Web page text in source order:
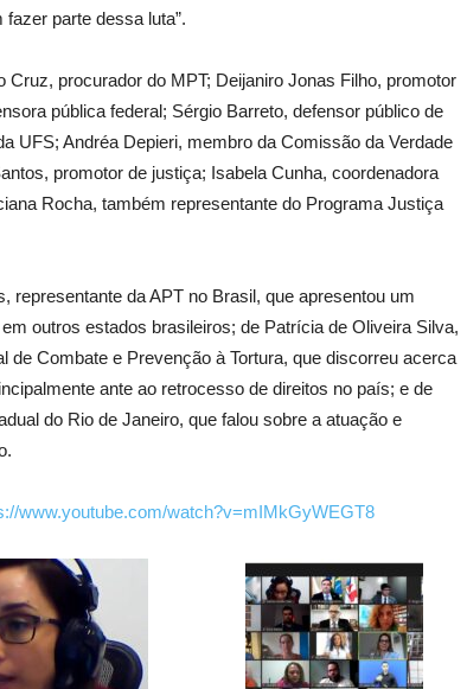
parte dessa luta”.
procurador do MPT; Deijaniro Jonas Filho, promotor
pública federal; Sérgio Barreto, defensor público de
UFS; Andréa Depieri, membro da Comissão da Verdade
promotor de justiça; Isabela Cunha, coordenadora
Rocha, também representante do Programa Justiça
da APT no Brasil, que apresentou um
outros estados brasileiros; de Patrícia de Oliveira Silva,
de Combate e Prevenção à Tortura, que discorreu acerca
ante ao retrocesso de direitos no país; e de
do Rio de Janeiro, que falou sobre a atuação e
www.youtube.com/watch?v=mIMkGyWEGT8